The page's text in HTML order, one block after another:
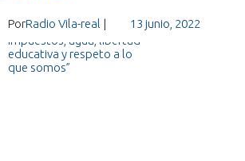
PorRadio Vila-real | 13 junio, 2022